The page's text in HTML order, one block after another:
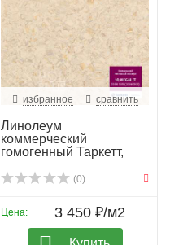
избранное сравнить
Линолеум
коммерческий
гомогенный Таркетт,
колл. IQ Megali...
(0)
Цена: 3 450 ₽/м2